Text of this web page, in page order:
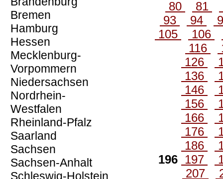
Bremen
Hamburg
Hessen
Mecklenburg-
Vorpommern
Niedersachsen
Nordrhein-
Westfalen
Rheinland-Pfalz
Saarland
Sachsen
Sachsen-Anhalt
Schleswig-Holstein
80
81
93
94
105
106
116
126
136
146
156
166
176
186
196 197
207